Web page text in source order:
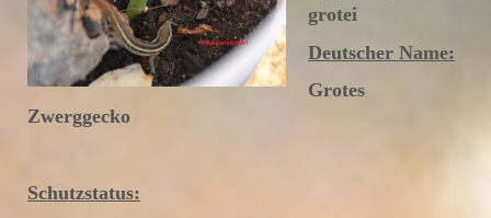
grotei
Deutscher Name:
Grotes
Zwerggecko
Schutzstatus: